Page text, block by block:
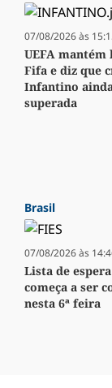
07/08/2026 às
UEFA mantém
Fifa e diz que
Infantino
superada
Brasil
07/08/2026 às
Lista de
começa a ser
nesta 6ª feira